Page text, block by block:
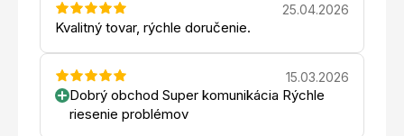
25.04.2026
Kvalitný tovar, rýchle doručenie.
15.03.2026
Dobrý obchod Super komunikácia Rýchle
riesenie problémov